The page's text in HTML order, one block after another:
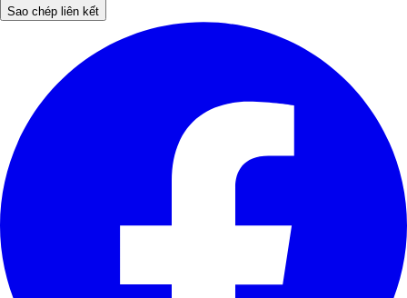
Sao chép liên kết